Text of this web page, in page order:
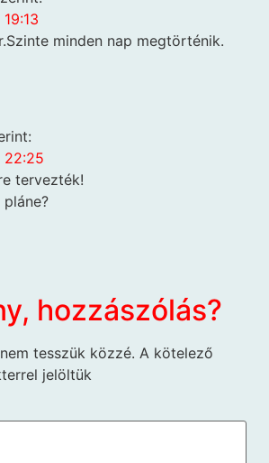
minden nap megtörténik.
22:25
tervezték!
hozzászólás?
tesszük közzé. A kötelező
jelöltük